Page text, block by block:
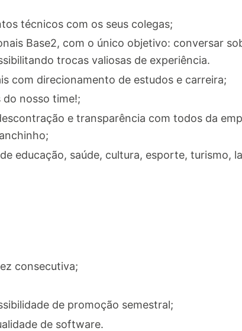
técnicos com os seus colegas;
Base2, com o único objetivo: conversar
trocas valiosas de experiência.
com direcionamento de estudos e carreira;
do nosso time!;
e transparência com todos da
educação, saúde, cultura, esporte, turismo,
consecutiva;
de promoção semestral;
de software.